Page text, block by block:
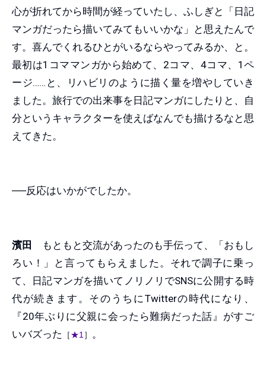
心が折れてから時間が経っていたし、ふしぎと「日記
マンガだったら描いてみてもいいかな」と思えたんで
す。喜んでくれるひとがいるならやってみるか、と。
最初は1コママンガから始めて、2コマ、4コマ、1ペ
ージ……と、リハビリのように描く量を増やしていき
ました。旅行での出来事を日記マンガにしたりと、自
分というキャラクターを使えばなんでも描けるなと思
えてきた。
──反応はいかがでしたか。
濱田
もともと交流があったのも手伝って、「おもし
ろい！」と言ってもらえました。それで調子に乗っ
て、日記マンガを描いてノリノリでSNSに公開する時
代が続きます。そのうちにTwitterの時代になり、
『20年ぶりに父親に会ったら難病だった話』がすご
いバズった
［ ★1 ］ 。